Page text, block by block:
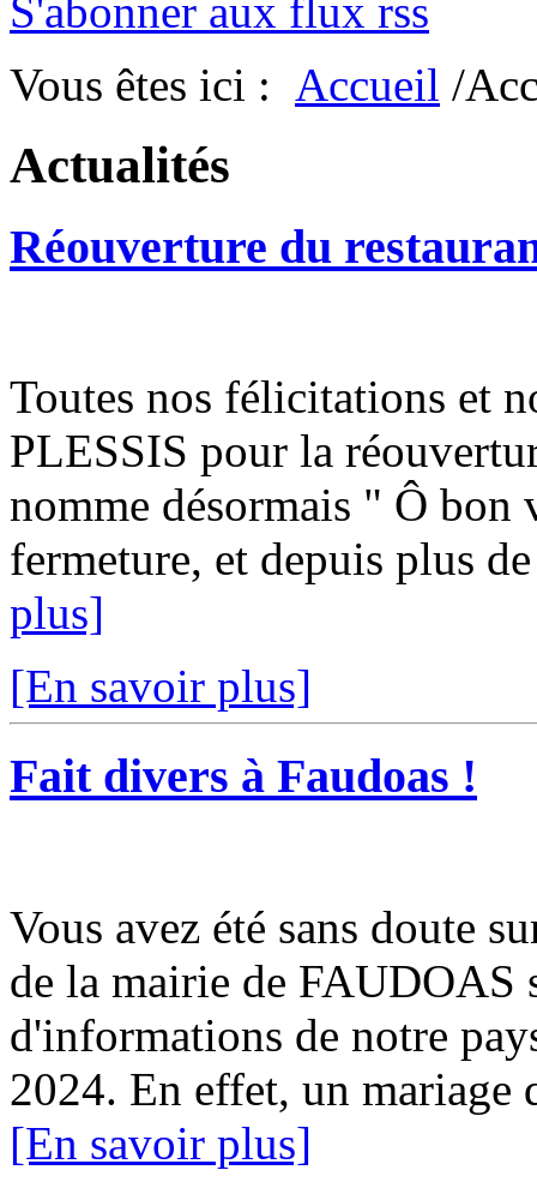
S'abonner aux flux rss
Vous êtes ici : Accueil /
Actualités
Réouverture du
Toutes nos félicitations et
PLESSIS pour la
nomme désormais " Ô
fermeture, et depuis plus
plus]
[En savoir plus]
Fait divers à Faudoas !
Vous avez été sans doute
de la mairie de FAUDOAS
d'informations de notre
2024. En effet, un mariage
[En savoir plus]